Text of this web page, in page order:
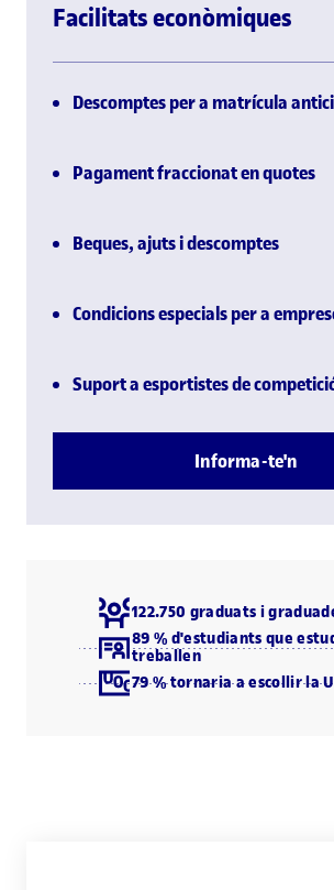
Facilitats econòmiques
Descomptes per a matrícula
Pagament fraccionat en quotes
Beques, ajuts i descomptes
Condicions especials per a
Suport a esportistes de
Informa-te'n
122.750 graduats i
89 % d'estudiants que
treballen
79 % tornaria a escollir la